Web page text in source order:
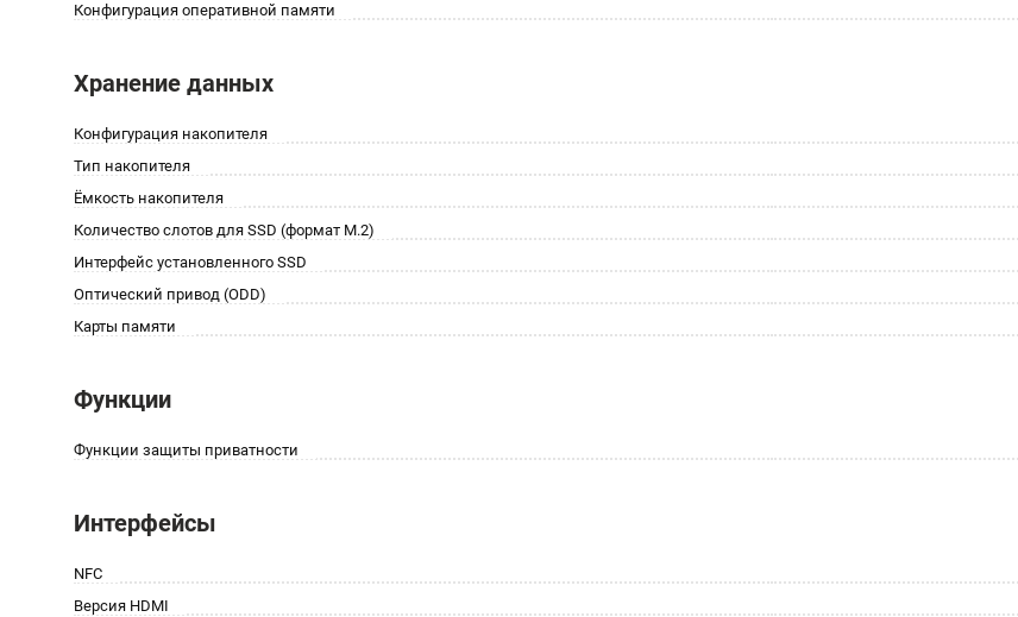
Конфигурация оперативной памяти
Хранение данных
Конфигурация накопителя
Тип накопителя
Ёмкость накопителя
Количество слотов для SSD (формат M.2)
Интерфейс установленного SSD
Оптический привод (ODD)
Карты памяти
Функции
Функции защиты приватности
Интерфейсы
NFC
Версия HDMI